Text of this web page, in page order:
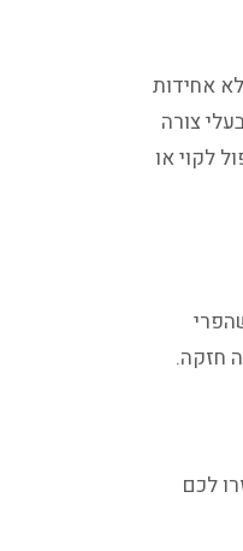
אחידות
צורה
לקוי או
חזקה.
לכם